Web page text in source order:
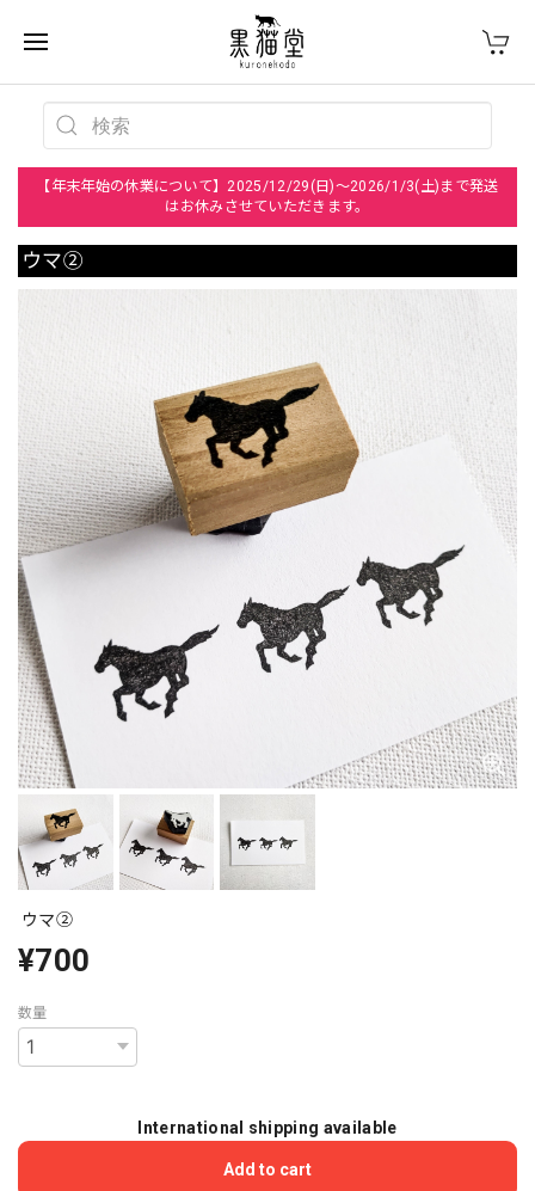
【年末年始の休業について】2025/12/29(日)～2026/1/3(土)まで発送
はお休みさせていただきます。
ウマ②
ウマ②
¥700
数量
International shipping available
Add to cart